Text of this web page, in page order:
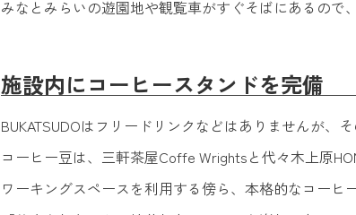
みなとみらいの遊園地や観覧車がすぐそばにあるので
施設内にコーヒースタンドを完備
BUKATSUDOはフリードリンクなどはありませんが、
コーヒー豆は、三軒茶屋Coffe Wrightsと代々木上原
ワーキングスペースを利用する傍ら、本格的なコーヒ